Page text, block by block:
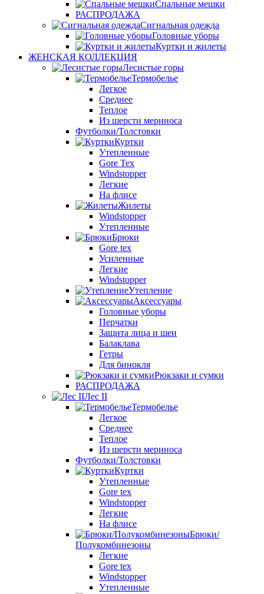
Спальные мешки
РАСПРОДАЖА
Сигнальная одежда
Головные уборы
Куртки и жилеты
ЖЕНСКАЯ КОЛЛЕКЦИЯ
Лесистые горы
Термобелье
Легкое
Среднее
Теплое
Из шерсти мериноса
Футболки/Толстовки
Куртки
Утепленные
Gore Tex
Windstopper
Легкие
На флисе
Жилеты
Windstopper
Утепленные
Брюки
Gore tex
Усиленные
Легкие
Windstopper
Утепление
Аксессуары
Головные уборы
Перчатки
Защита лица и шеи
Балаклава
Гетры
Для бинокля
Рюкзаки и сумки
РАСПРОДАЖА
Лес II
Термобелье
Легкое
Среднее
Теплое
Из шерсти мериноса
Футболки/Толстовки
Куртки
Утепленные
Gore tex
Windstopper
Легкие
На флисе
Брюки/
Полукомбинезоны
Легкие
Gore tex
Windstopper
Утепленные